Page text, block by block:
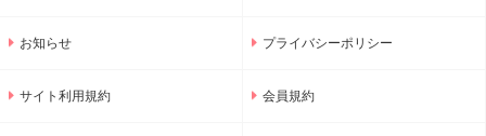
お知らせ プライバシーポリシー
サイト利用規約 会員規約